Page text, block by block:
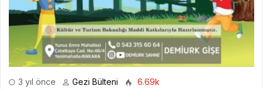
3 yıl önce Gezi Bülteni 6.69k